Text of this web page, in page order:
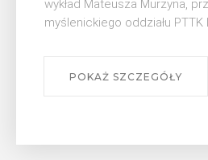
się na ...
POKAŻ SZCZEGÓŁY